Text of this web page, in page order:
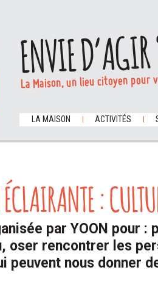
ENVIE
La Maison, un lieu citoyen
LA MAISON ACTIVITÉS
:
par YOON pour :
oser rencontrer les
peuvent nous donner